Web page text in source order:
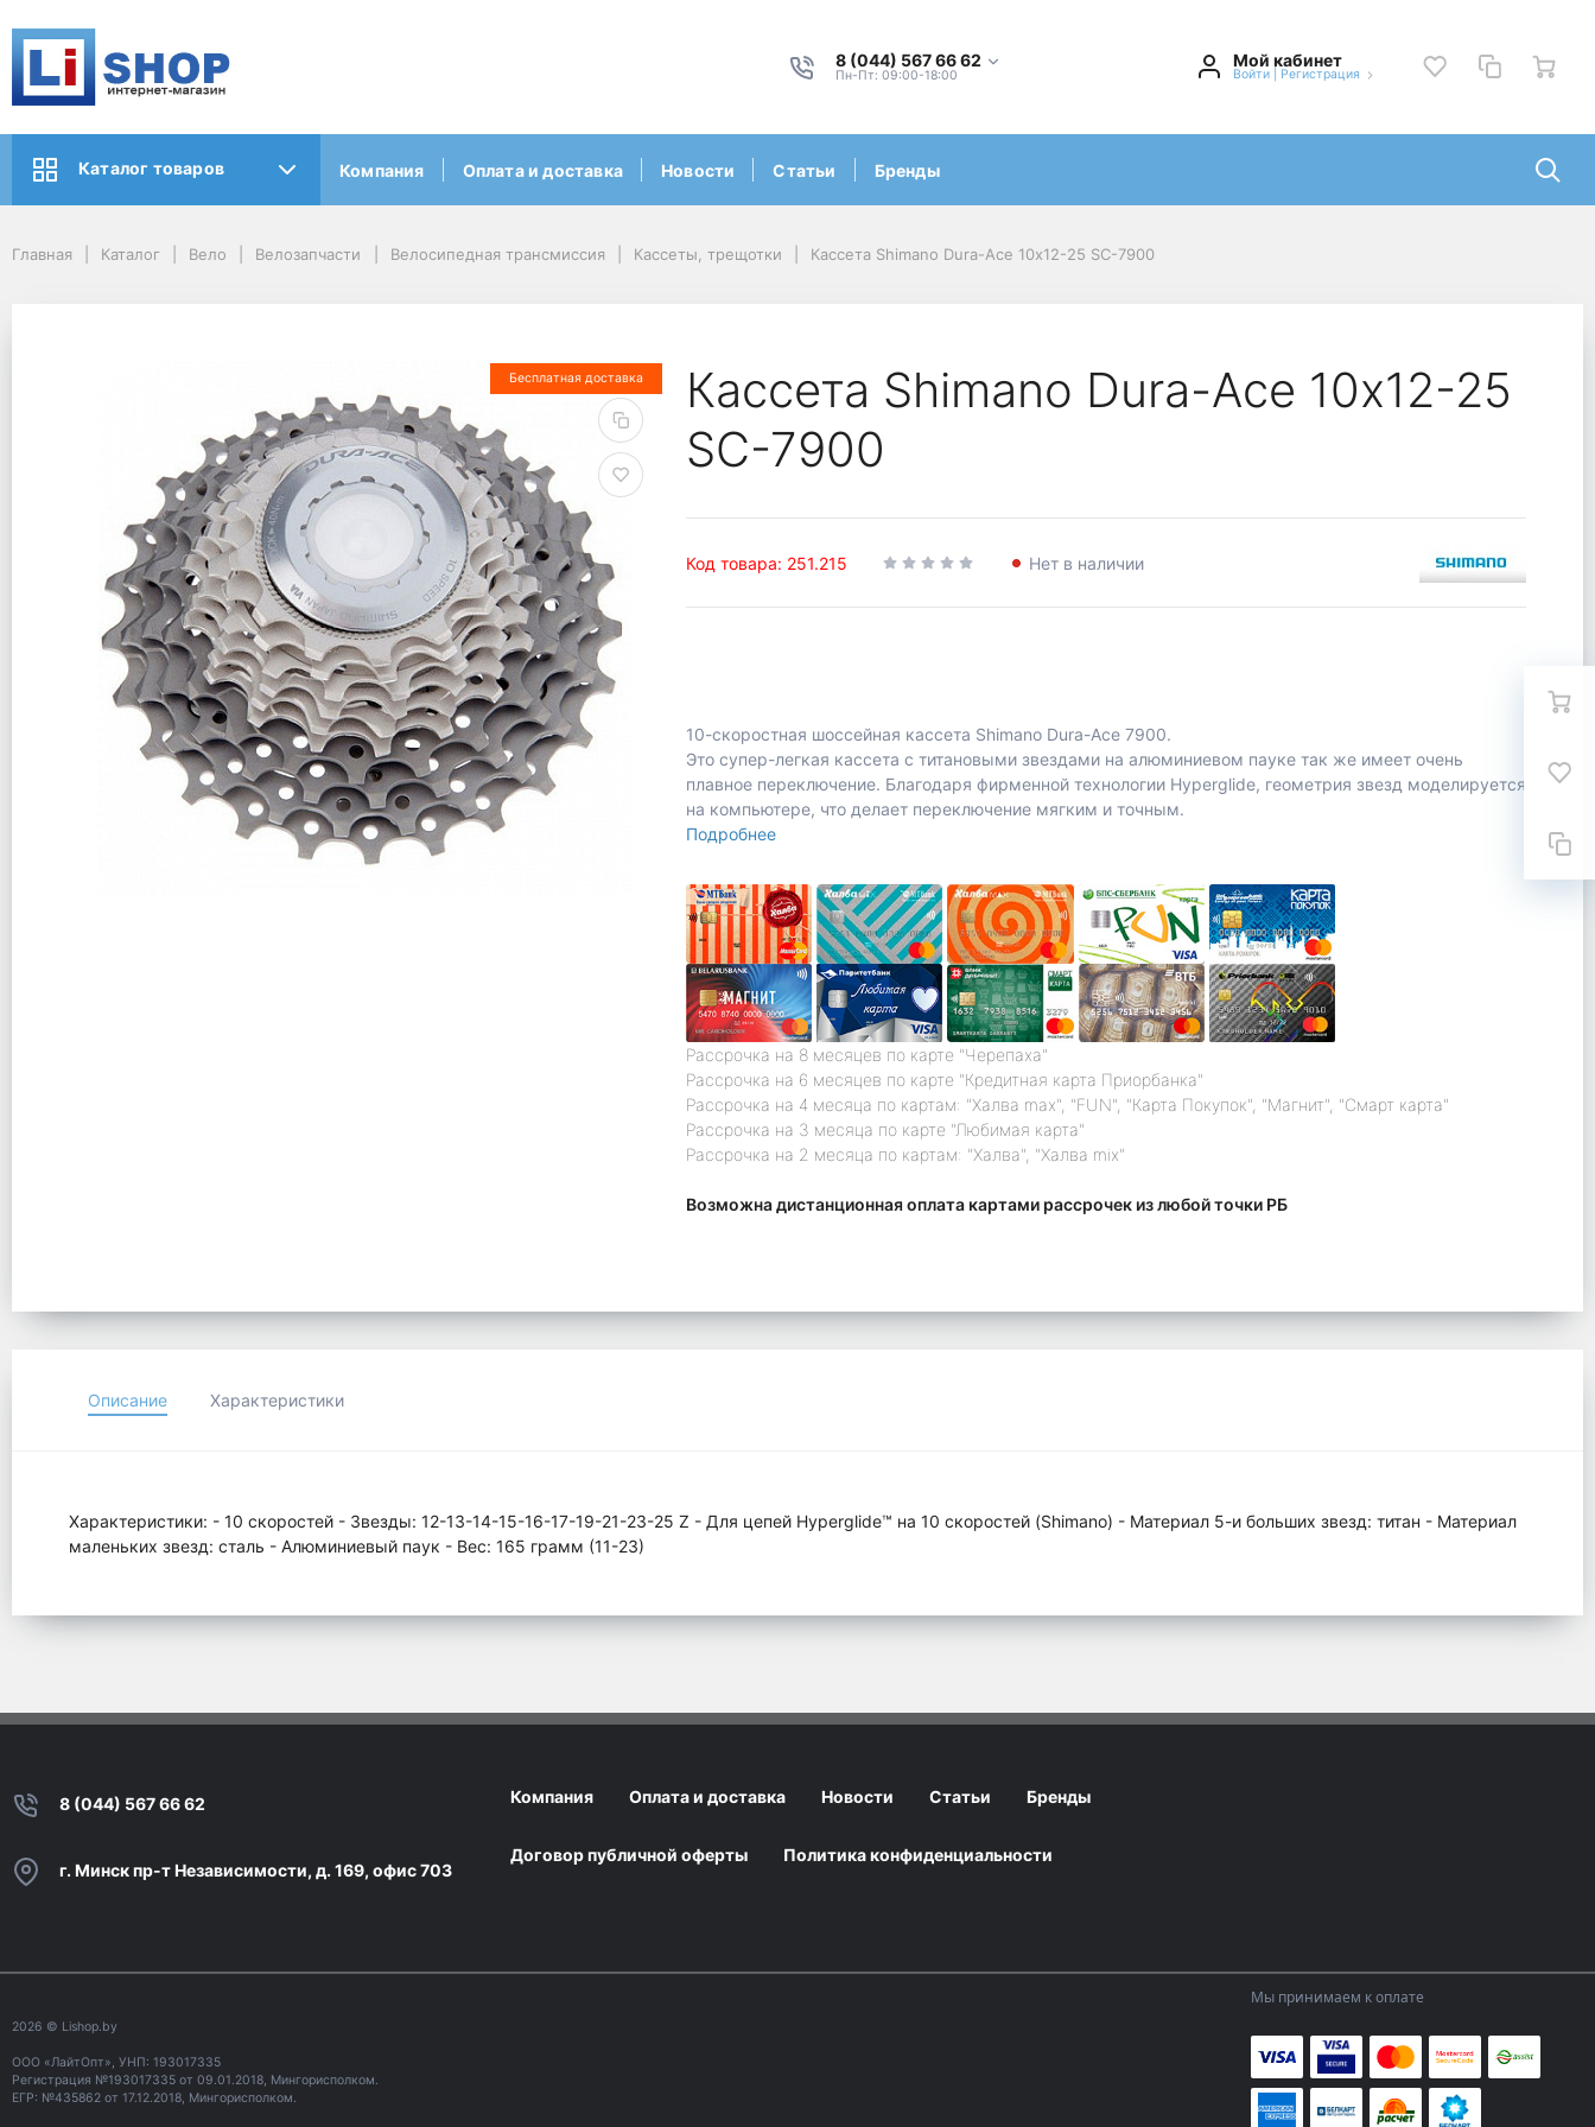
8 (044) 567 66 62
Пн-Пт: 09:00-18:00
Мой кабинет
Войти Регистрация
Каталог товаров Компания Оплата и доставка Новости Статьи Бренды
Главная Каталог Вело Велозапчасти Велосипедная трансмиссия Кассеты, трещотки Кассета Shimano Dura-Ace 10х12-25 SC-7900
Бесплатная доставка
Кассета Shimano Dura-Ace 10х12-25
SC-7900
Код товара: 251.215 Нет в наличии
10-скоростная шоссейная кассета Shimano Dura-Ace 7900.
Это супер-легкая кассета с титановыми звездами на алюминиевом пауке так же имеет очень
плавное переключение. Благодаря фирменной технологии Hyperglide, геометрия звезд моделируется
на компьютере, что делает переключение мягким и точным.
Подробнее
Рассрочка на 8 месяцев по карте "Черепаха"
Рассрочка на 6 месяцев по карте "Кредитная карта Приорбанка"
Рассрочка на 4 месяца по картам: "Халва max", "FUN", "Карта Покупок", "Магнит", "Смарт карта"
Рассрочка на 3 месяца по карте "Любимая карта"
Рассрочка на 2 месяца по картам: "Халва", "Халва mix"
Возможна дистанционная оплата картами рассрочек из любой точки РБ
Описание Характеристики
Характеристики: - 10 скоростей - Звезды: 12-13-14-15-16-17-19-21-23-25 Z - Для цепей Hyperglide™ на 10 скоростей (Shimano) - Материал 5-и больших звезд: титан - Материал
маленьких звезд: сталь - Алюминиевый паук - Вес: 165 грамм (11-23)
8 (044) 567 66 62
г. Минск пр-т Независимости, д. 169, офис 703
Компания Оплата и доставка Новости Статьи Бренды
Договор публичной оферты Политика конфиденциальности
2026 © Lishop.by
ООО «ЛайтОпт», УНП: 193017335
Регистрация №193017335 от 09.01.2018, Мингорисполком.
ЕГР: №435862 от 17.12.2018, Мингорисполком.
Мы принимаем к оплате